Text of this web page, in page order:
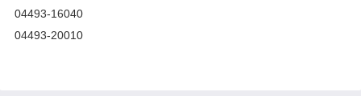
04493-16040
04493-20010